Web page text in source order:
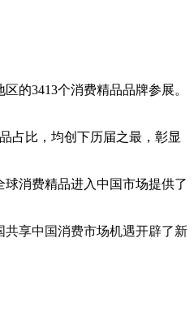
的3413个消费精品品牌参展。
占比，均创下历届之最，彰显
消费精品进入中国市场提供了
享中国消费市场机遇开辟了新